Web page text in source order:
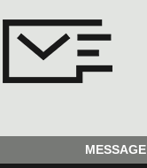
MESSAGE